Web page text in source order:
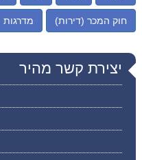
חוק המכר (דירות) מדרגות
יצירת קשר מהיר